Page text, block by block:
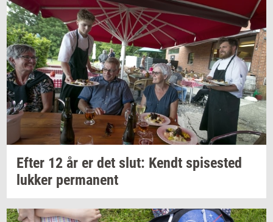
Efter 12 år er det slut: Kendt spi­se­sted
luk­ker per­ma­nent